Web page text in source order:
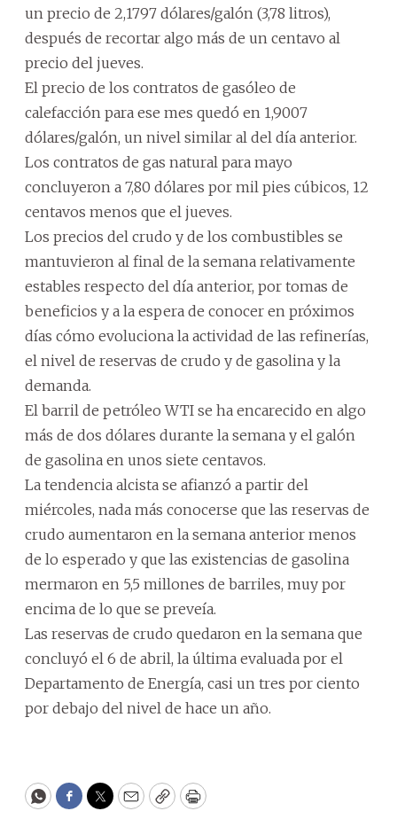
un precio de 2,1797 dólares/galón (3,78 litros),
después de recortar algo más de un centavo al
precio del jueves.
El precio de los contratos de gasóleo de
calefacción para ese mes quedó en 1,9007
dólares/galón, un nivel similar al del día anterior.
Los contratos de gas natural para mayo
concluyeron a 7,80 dólares por mil pies cúbicos, 12
centavos menos que el jueves.
Los precios del crudo y de los combustibles se
mantuvieron al final de la semana relativamente
estables respecto del día anterior, por tomas de
beneficios y a la espera de conocer en próximos
días cómo evoluciona la actividad de las refinerías,
el nivel de reservas de crudo y de gasolina y la
demanda.
El barril de petróleo WTI se ha encarecido en algo
más de dos dólares durante la semana y el galón
de gasolina en unos siete centavos.
La tendencia alcista se afianzó a partir del
miércoles, nada más conocerse que las reservas de
crudo aumentaron en la semana anterior menos
de lo esperado y que las existencias de gasolina
mermaron en 5,5 millones de barriles, muy por
encima de lo que se preveía.
Las reservas de crudo quedaron en la semana que
concluyó el 6 de abril, la última evaluada por el
Departamento de Energía, casi un tres por ciento
por debajo del nivel de hace un año.
WhatsApp
Facebook
Twitter
EmailCopyPrint